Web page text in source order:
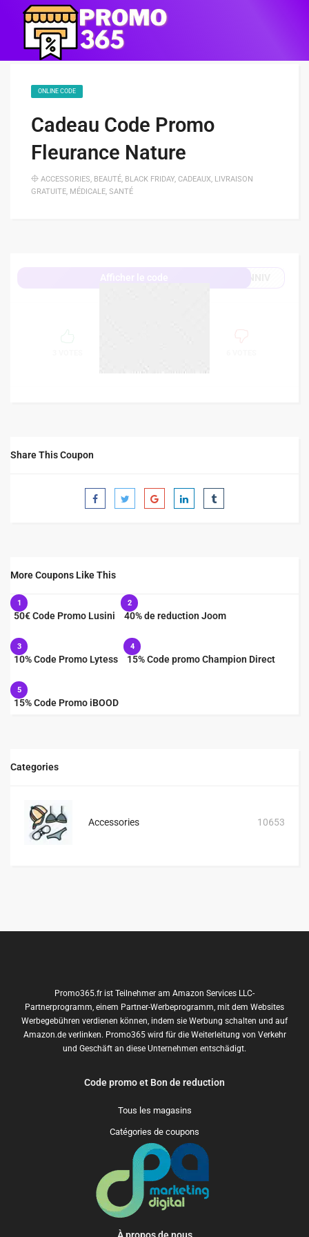
ONLINE CODE
Cadeau Code Promo
Fleurance Nature
ACCESSORIES, BEAUTÉ, BLACK FRIDAY, CADEAUX, LIVRAISON
GRATUITE, MÉDICALE, SANTÉ
Share This Coupon
More Coupons Like This
1
50€ Code Promo Lusini
2
40% de reduction Joom
3
10% Code Promo Lytess
4
15% Code promo Champion Direct
5
15% Code Promo iBOOD
Categories
Accessories 10653
Promo365.fr ist Teilnehmer am Amazon Services LLC-
Partnerprogramm, einem Partner-Werbeprogramm, mit dem Websites
Werbegebühren verdienen können, indem sie Werbung schalten und auf
Amazon.de verlinken. Promo365 wird für die Weiterleitung von Verkehr
und Geschäft an diese Unternehmen entschädigt.
Code promo et Bon de reduction
Tous les magasins
Catégories de coupons
À propos de nous